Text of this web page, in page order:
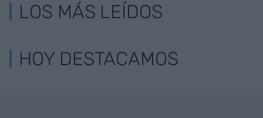
LOS MÁS LEÍDOS
HOY DESTACAMOS